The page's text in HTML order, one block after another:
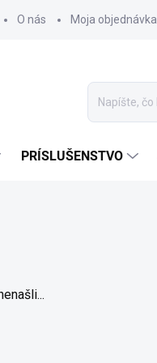
O nás Moja objednávka
PRÍSLUŠENSTVO